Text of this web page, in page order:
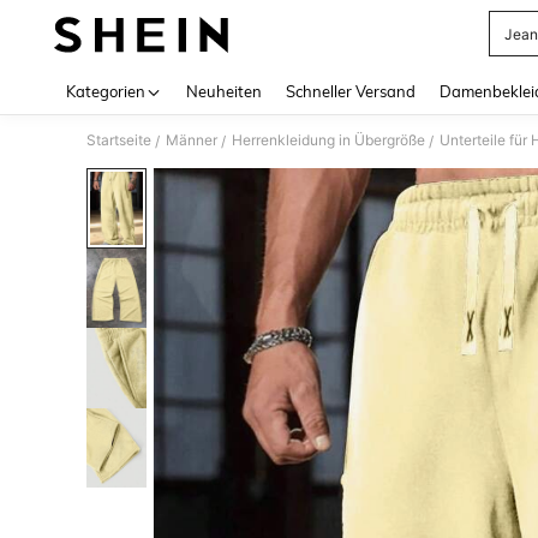
Kategorien Neuheiten Schneller Versand
Startseite / Männer / Herrenkleidung in Übergröße / Unterteile für